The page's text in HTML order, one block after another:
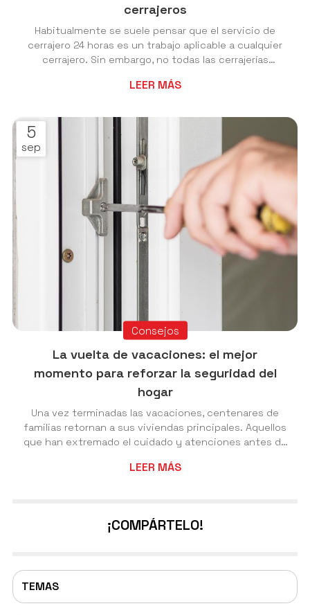
TEMAS
cerrajeros
Habitualmente se suele pensar que el servicio de
cerrajero 24 horas es un trabajo aplicable a cualquier
cerrajero. Sin embargo, no todas las cerrajerías
requerida para desarrollar estos trabajos de manera
Cerrajería Nesvi le mostramos qué diferencia un
trabajo realizado por un cerrajero urgente. Consiga un
trabajo de apertura sin rotura con nuestros
profesionales. ¿En qué consiste el tra...
LEER MÁS
5
sep
La vuelta de vacaciones: el mejor
momento para reforzar la seguridad del
hogar
Consejos
Una vez terminadas las vacaciones, centenares de
familias retornan a sus viviendas principales. Aquellos
que han extremado el cuidado y atenciones antes de
esfuerzos, con la tranquilidad de ver su vivienda en
que estos son los mejores meses para realizar el
LEER MÁS
¡COMPÁRTELO!